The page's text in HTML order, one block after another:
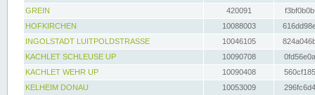
GREIN
420091
HOFKIRCHEN
10088003
INGOLSTADT LUITPOLDSTRASSE
10046105
KACHLET SCHLEUSE UP
10090708
KACHLET WEHR UP
10090408
KELHEIM DONAU
10053009